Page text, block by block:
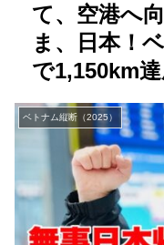
て、空港へ
ま、日本！
で1,150km達
ベトナム縦断（2025）